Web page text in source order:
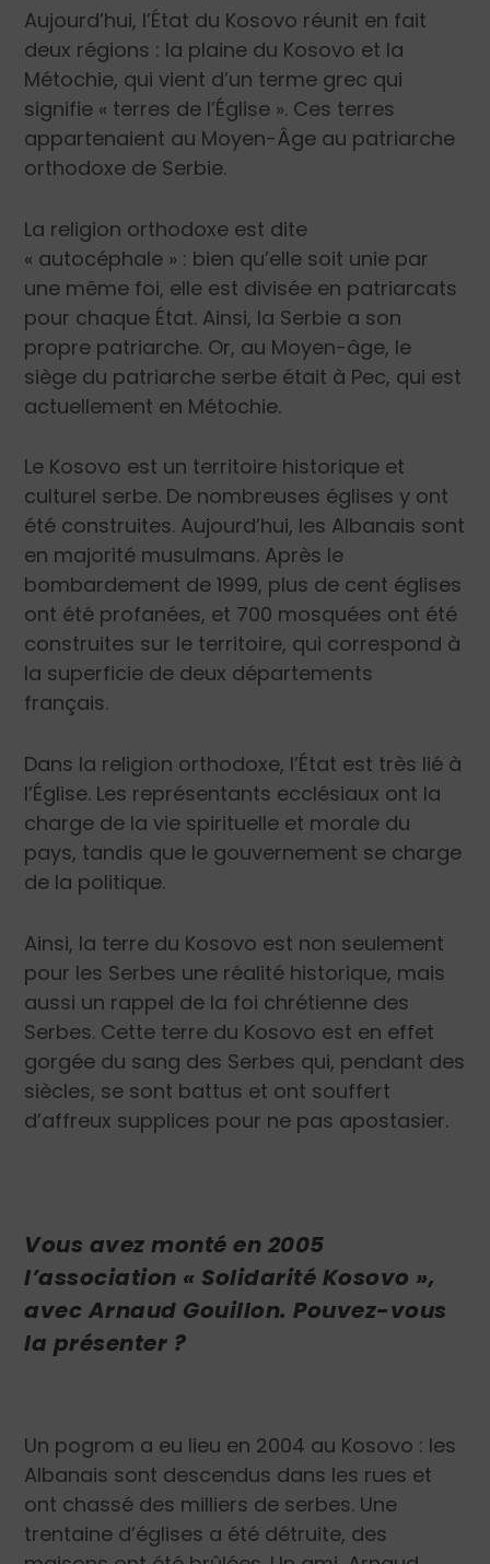
Aujourd’hui, l’État du Kosovo réunit en fait
deux régions : la plaine du Kosovo et la
Métochie, qui vient d’un terme grec qui
signifie « terres de l’Église ». Ces terres
appartenaient au Moyen-Âge au patriarche
orthodoxe de Serbie.
La religion orthodoxe est dite
« autocéphale » : bien qu’elle soit unie par
une même foi, elle est divisée en patriarcats
pour chaque État. Ainsi, la Serbie a son
propre patriarche. Or, au Moyen-âge, le
siège du patriarche serbe était à Pec, qui est
actuellement en Métochie.
Le Kosovo est un territoire historique et
culturel serbe. De nombreuses églises y ont
été construites. Aujourd’hui, les Albanais sont
en majorité musulmans. Après le
bombardement de 1999, plus de cent églises
ont été profanées, et 700 mosquées ont été
construites sur le territoire, qui correspond à
la superficie de deux départements
français.
Dans la religion orthodoxe, l’État est très lié à
l’Église. Les représentants ecclésiaux ont la
charge de la vie spirituelle et morale du
pays, tandis que le gouvernement se charge
de la politique.
Ainsi, la terre du Kosovo est non seulement
pour les Serbes une réalité historique, mais
aussi un rappel de la foi chrétienne des
Serbes. Cette terre du Kosovo est en effet
gorgée du sang des Serbes qui, pendant des
siècles, se sont battus et ont souffert
d’affreux supplices pour ne pas apostasier.
Vous avez monté en 2005
l’association « Solidarité Kosovo »,
avec Arnaud Gouillon. Pouvez-vous
la présenter ?
Un pogrom a eu lieu en 2004 au Kosovo : les
Albanais sont descendus dans les rues et
ont chassé des milliers de serbes. Une
trentaine d’églises a été détruite, des